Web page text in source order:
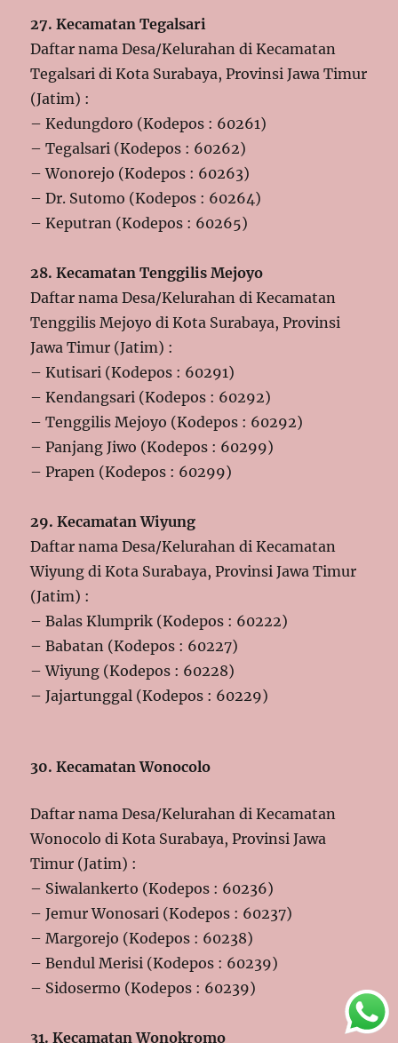
27. Kecamatan Tegalsari
Daftar nama Desa/Kelurahan di Kecamatan
Tegalsari di Kota Surabaya, Provinsi Jawa Timur
(Jatim) :
– Kedungdoro (Kodepos : 60261)
– Tegalsari (Kodepos : 60262)
– Wonorejo (Kodepos : 60263)
– Dr. Sutomo (Kodepos : 60264)
– Keputran (Kodepos : 60265)
28. Kecamatan Tenggilis Mejoyo
Daftar nama Desa/Kelurahan di Kecamatan
Tenggilis Mejoyo di Kota Surabaya, Provinsi
Jawa Timur (Jatim) :
– Kutisari (Kodepos : 60291)
– Kendangsari (Kodepos : 60292)
– Tenggilis Mejoyo (Kodepos : 60292)
– Panjang Jiwo (Kodepos : 60299)
– Prapen (Kodepos : 60299)
29. Kecamatan Wiyung
Daftar nama Desa/Kelurahan di Kecamatan
Wiyung di Kota Surabaya, Provinsi Jawa Timur
(Jatim) :
– Balas Klumprik (Kodepos : 60222)
– Babatan (Kodepos : 60227)
– Wiyung (Kodepos : 60228)
– Jajartunggal (Kodepos : 60229)
30. Kecamatan Wonocolo
Daftar nama Desa/Kelurahan di Kecamatan
Wonocolo di Kota Surabaya, Provinsi Jawa
Timur (Jatim) :
– Siwalankerto (Kodepos : 60236)
– Jemur Wonosari (Kodepos : 60237)
– Margorejo (Kodepos : 60238)
– Bendul Merisi (Kodepos : 60239)
– Sidosermo (Kodepos : 60239)
31. Kecamatan Wonokromo